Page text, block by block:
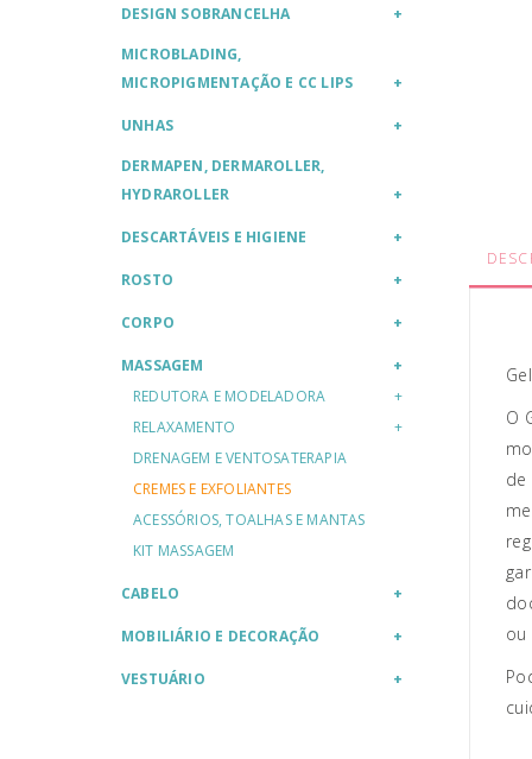
DESIGN SOBRANCELHA
MICROBLADING,
MICROPIGMENTAÇÃO E CC LIPS
UNHAS
DERMAPEN, DERMAROLLER,
HYDRAROLLER
DESCARTÁVEIS E HIGIENE
ROSTO
CORPO
MASSAGEM
REDUTORA E MODELADORA
RELAXAMENTO
DRENAGEM E VENTOSATERAPIA
CREMES E EXFOLIANTES
ACESSÓRIOS, TOALHAS E MANTAS
KIT MASSAGEM
CABELO
MOBILIÁRIO E DECORAÇÃO
VESTUÁRIO
O
de
ou